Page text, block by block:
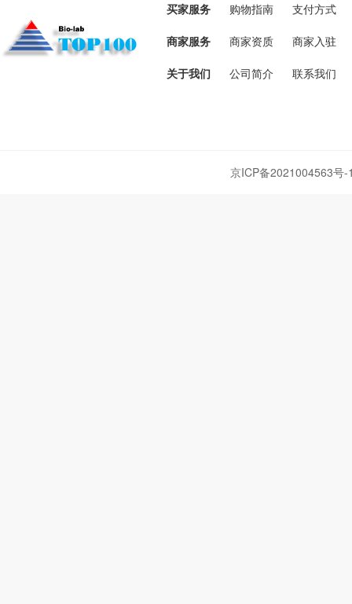
买家服务 购物指南 支付方式
商家服务 商家资质 商家入驻
关于我们 公司简介 联系我们
京ICP备2021004563号-